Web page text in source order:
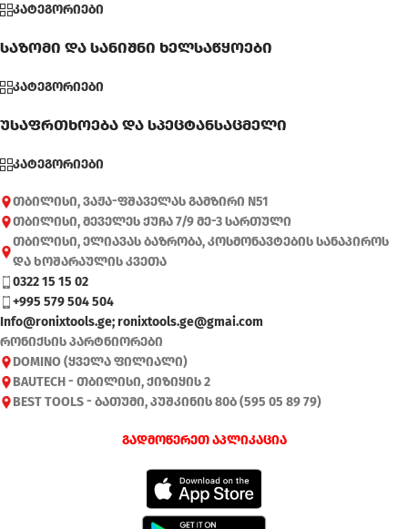
კატეგორიები
საზომი და სანიშნი ხელსაწყოები
კატეგორიები
უსაფრთხოება და სპეცტანსაცმელი
კატეგორიები
თბილისი, ვაჟა-ფშაველას გამზირი N51
თბილისი, მეველეს ქუჩა 7/9 მე-3 სართული
თბილისი, ელიავას ბაზრობა, კოსმონავტების სანაპიროს
და ხოშარაულის კვეთა
0322 15 15 02
+995 579 504 504
Info@ronixtools.ge; ronixtools.ge@gmai.com
რონიქსის პარტნიორები
DOMINO (ყველა ფილიალი)
BAUTECH - თბილისი, ქიზიყის 2
BEST TOOLS - ბათუმი, პუშკინის 80ბ (595 05 89 79)
გადმოწერეთ აპლიკაცია